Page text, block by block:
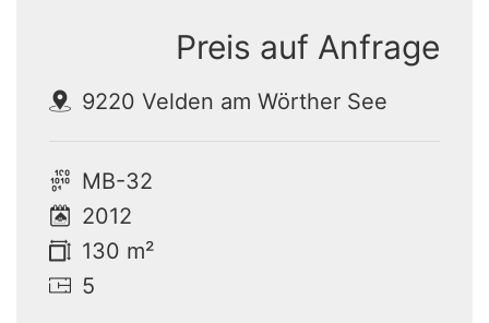
9220 Velden am Wörther See
Preis auf Anfrage
MB-32
2012
130 m²
5